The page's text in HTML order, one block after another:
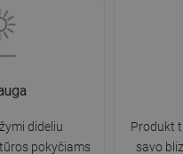
dideliu
pokyčiams
Produkt
savo